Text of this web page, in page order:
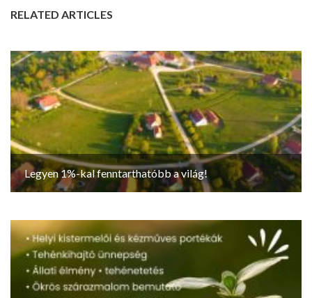
RELATED ARTICLES
Legyen 1%-kal fenntarthatóbb a világ!